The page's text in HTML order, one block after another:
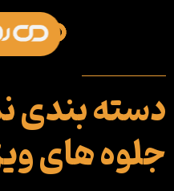
‏دسته بندی
جلوه های